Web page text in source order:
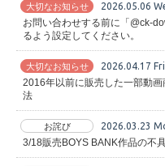
大切なお知らせ 2026.05.06
お問い合わせする前に「@ck-
るよう設定してください。
大切なお知らせ 2026.04.17
2016年以前に販売した一部動
法
お詫び 2026.03.23
3/18販売BOYS BANK作品の不